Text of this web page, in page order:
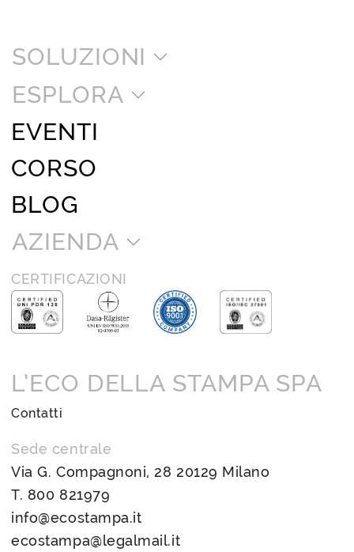
SOLUZIONI
ESPLORA
EVENTI
CORSO
BLOG
AZIENDA
CERTIFICAZIONI
L’ECO DELLA STAMPA SPA
Contatti
Sede centrale
Via G. Compagnoni, 28 20129 Milano
T. 800 821979
info@ecostampa.it
ecostampa@legalmail.it